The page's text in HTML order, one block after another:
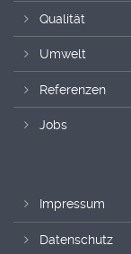
Qualität
Umwelt
Referenzen
Jobs
Impressum
Datenschutz